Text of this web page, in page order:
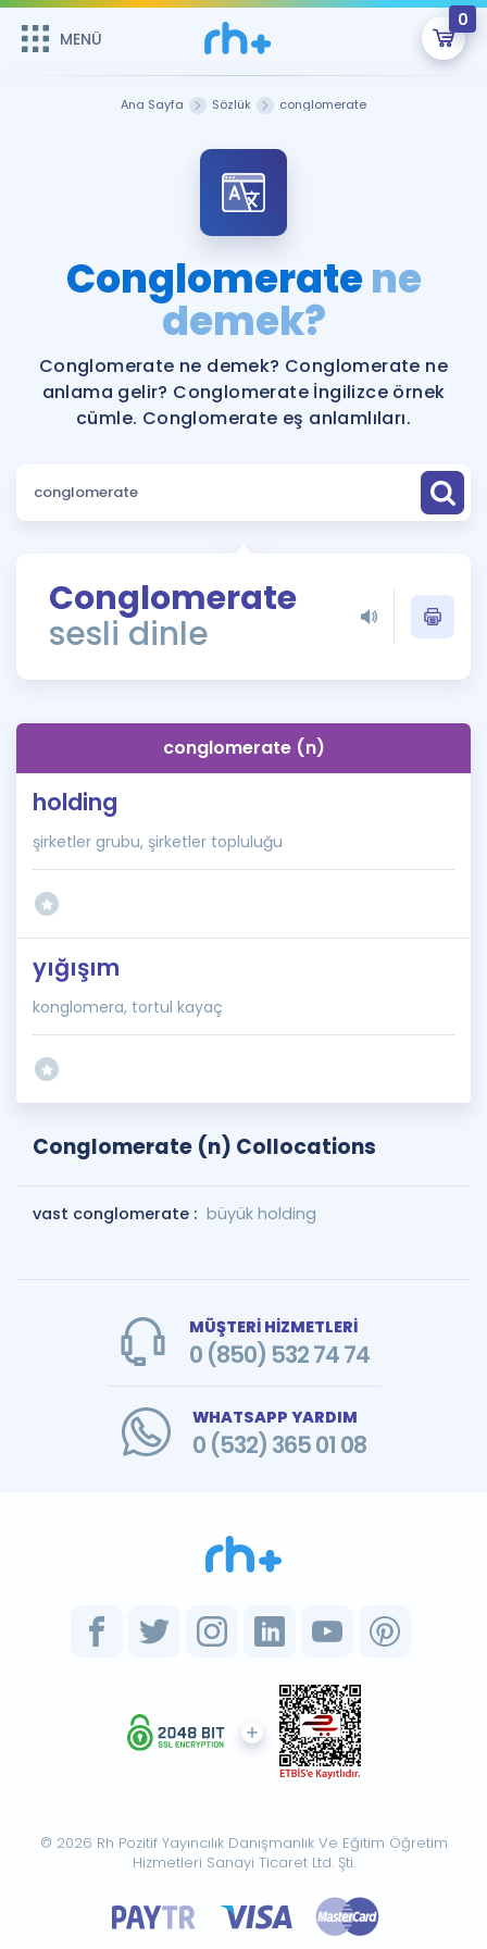
MENÜ
0
Şifremi Hatırlamıyorum
Sepetin Şu An Boş.
Remzi Hoca ile seni sınava hazırlayacak onlarca eğitim seni
bekliyor!
MENÜ
Katılımcı Görüşleri
Faydalı Araçlar
Ücretsiz Kaynaklar
Puan Hesaplama
ÖSYM Sınav Takvimi
Kampanyalar
İngilizce Gramer
İngilizce Gramer
Ana Sayfa Sözlük conglomerate
Conglomeratene
demek?
Conglomerate ne demek? Conglomerate ne
anlama gelir? Conglomerate İngilizce örnek
cümle. Conglomerate eş anlamlıları.
Conglomerate
sesli dinle
conglomerate (n)
holding
şirketler grubu, şirketler topluluğu
yığışım
konglomera, tortul kayaç
Conglomerate (n) Collocations
vast conglomerate : büyük holding
MÜŞTERİ HİZMETLERİ
0 (850) 532 74 74
WHATSAPP YARDIM
0 (532) 365 01 08
© 2026 Rh Pozitif Yayıncılık Danışmanlık Ve Eğitim Öğretim
Hizmetleri Sanayi Ticaret Ltd. Şti.